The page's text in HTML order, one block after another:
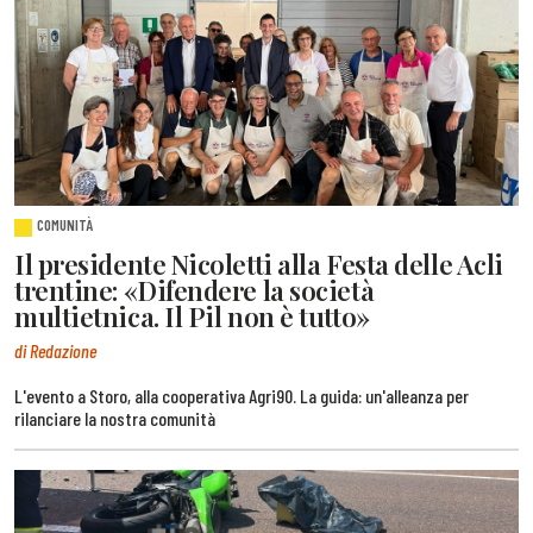
COMUNITÀ
Il presidente Nicoletti alla Festa delle Acli
trentine: «Difendere la società
multietnica. Il Pil non è tutto»
di Redazione
L'evento a Storo, alla cooperativa Agri90. La guida: un'alleanza per
rilanciare la nostra comunità